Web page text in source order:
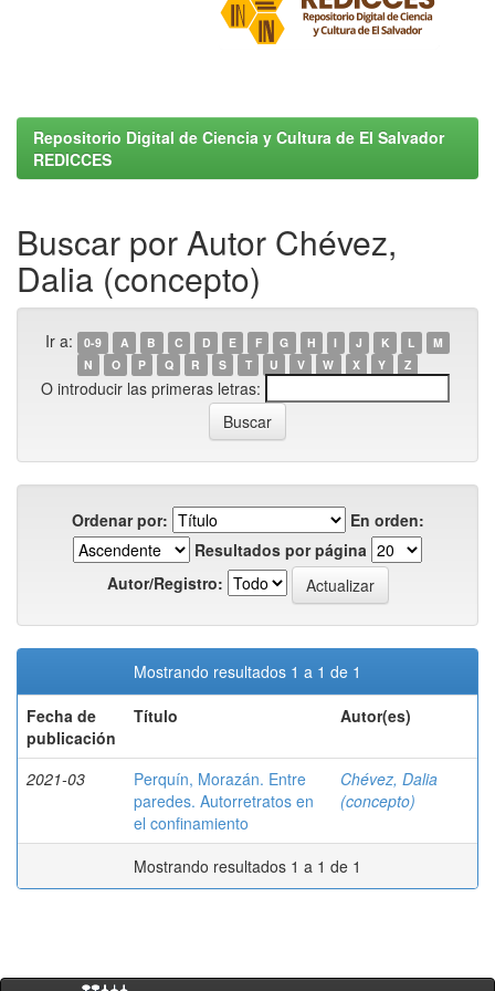
Repositorio Digital de Ciencia y Cultura de El Salvador
REDICCES
Buscar por Autor Chévez,
Dalia (concepto)
Ir a: 0-9 A B C D E F G H I J K L
M
N
O P Q R S T U V W X Y Z
O introducir las primeras letras:
Ordenar por:
En orden:
Resultados por página
Autor/Registro:
Mostrando resultados 1 a 1 de 1
Fecha de
publicación
Título Autor(es)
2021-03
Perquín, Morazán. Entre
paredes. Autorretratos en
el confinamiento
Chévez, Dalia
(concepto)
Mostrando resultados 1 a 1 de 1